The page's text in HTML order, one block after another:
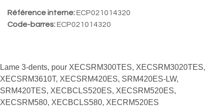
Référence interne:ECP021014320
Code-barres:ECP021014320
Lame 3-dents, pour XECSRM300TES, XECSRM3020TES,
XECSRM3610T, XECSRM420ES, SRM420ES-LW,
SRM420TES, XECBCLS520ES, XECSRM520ES,
XECSRM580, XECBCLS580, XECRM520ES